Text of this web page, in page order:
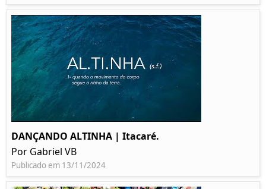
DANÇANDO ALTINHA | Itacaré.
Por Gabriel VB
Publicado em 13/11/2024